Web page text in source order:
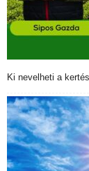
Ki nevelheti a